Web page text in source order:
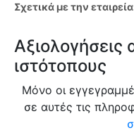
Σχετικά με την
ιστότοπους
Μόνο οι
σε αυτές τις